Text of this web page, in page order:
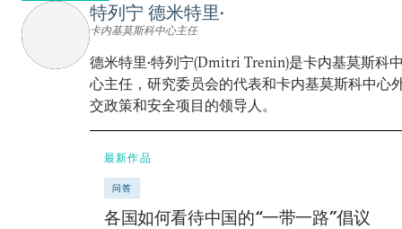
特列宁 德米特里•
卡内基莫斯科中心主任
德米特里•特列宁(Dmitri Trenin)是卡内基莫斯科
心主任，研究委员会的代表和卡内基莫斯科中心
交政策和安全项目的领导人。
最新作品
问答
各国如何看待中国的“一带一路”倡议